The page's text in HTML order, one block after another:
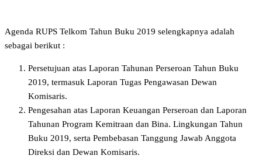
Agenda RUPS Telkom Tahun Buku 2019 selengkapnya adalah
sebagai berikut :
Persetujuan atas Laporan Tahunan Perseroan Tahun Buku
2019, termasuk Laporan Tugas Pengawasan Dewan
Komisaris.
Pengesahan atas Laporan Keuangan Perseroan dan Laporan
Tahunan Program Kemitraan dan Bina. Lingkungan Tahun
Buku 2019, serta Pembebasan Tanggung Jawab Anggota
Direksi dan Dewan Komisaris.